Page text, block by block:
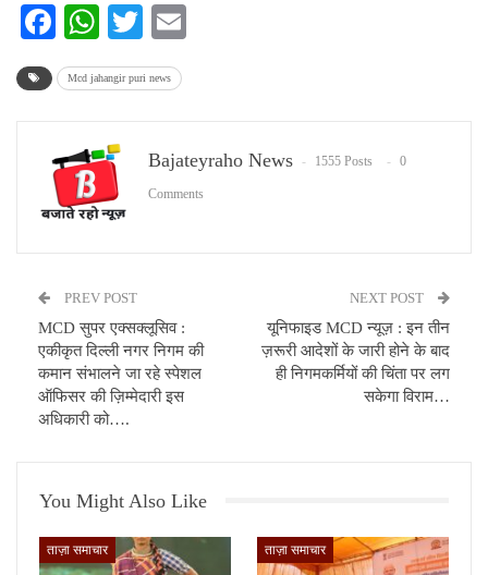
Facebook
WhatsApp
Twitter
Mcd jahangir puri news
Bajateyraho News 1555 Posts 0
Comments
PREV POST
MCD सुपर एक्सक्लूसिव :
एकीकृत दिल्ली नगर निगम की
कमान संभालने जा रहे स्पेशल
ऑफिसर की ज़िम्मेदारी इस
अधिकारी को….
NEXT POST
यूनिफाइड MCD न्यूज़ : इन तीन
ज़रूरी आदेशों के जारी होने के बाद
ही निगमकर्मियों की चिंता पर लग
सकेगा विराम…
You Might Also Like
ताज़ा समाचार ताज़ा समाचार